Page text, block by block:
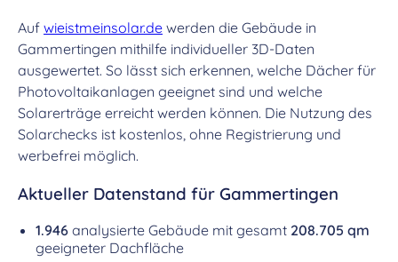
Auf wieistmeinsolar.de werden die Gebäude in
Gammertingen mithilfe individueller 3D-Daten
ausgewertet. So lässt sich erkennen, welche Dächer für
Photovoltaikanlagen geeignet sind und welche
Solarerträge erreicht werden können. Die Nutzung des
Solarchecks ist kostenlos, ohne Registrierung und
werbefrei möglich.
Aktueller Datenstand für Gammertingen
1.946 analysierte Gebäude mit gesamt 208.705 qm
geeigneter Dachfläche